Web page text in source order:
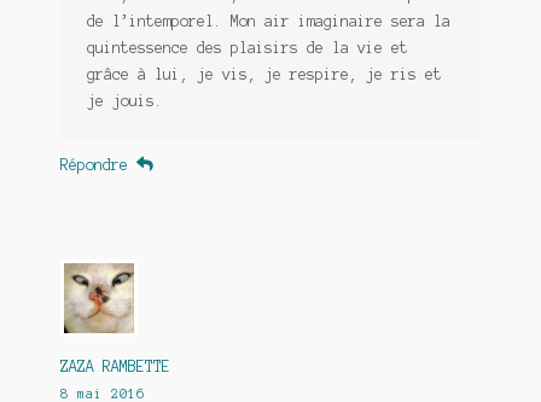
de l’intemporel. Mon air imaginaire sera la
quintessence des plaisirs de la vie et
grâce à lui, je vis, je respire, je ris et
je jouis.
Répondre
ZAZA RAMBETTE
8 mai 2016